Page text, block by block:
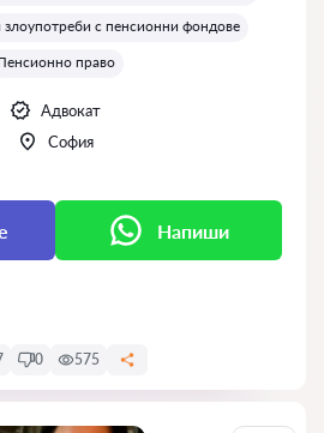
с пенсионни фондове
право
Адвокат
София
Напиши
0 575